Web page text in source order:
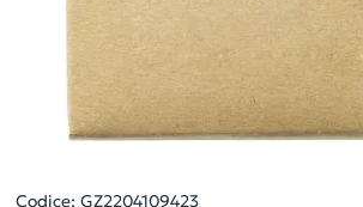
Codice: GZ2204109423